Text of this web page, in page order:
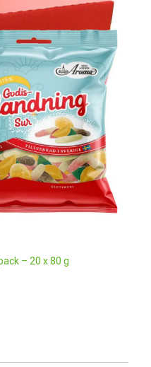
– 20 x 80 g